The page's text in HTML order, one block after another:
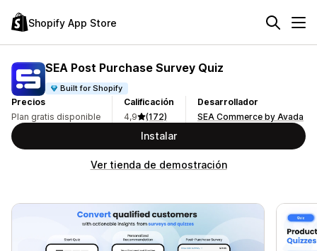
Shopify App Store
SEA Post Purchase Survey Quiz
Built for Shopify
Precios
Plan gratis disponible
Calificación
4,9
(172)
Desarrollador
SEA Commerce by Avada
Instalar
Ver tienda de demostración